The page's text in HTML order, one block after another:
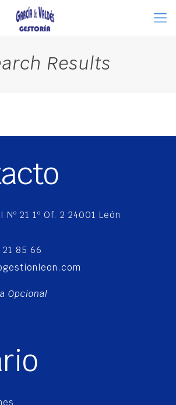
Results
Nº 21 1º Of. 2 24001 León
85 66
Opcional